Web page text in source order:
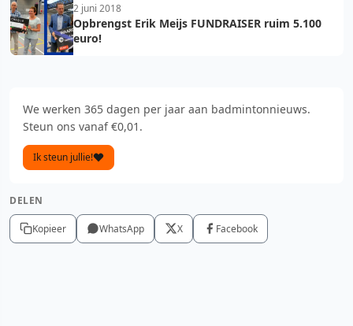
2 juni 2018
Opbrengst Erik Meijs FUNDRAISER ruim 5.100
euro!
We werken 365 dagen per jaar aan badmintonnieuws.
Steun ons vanaf €0,01.
Ik steun jullie!
DELEN
Kopieer WhatsApp X Facebook